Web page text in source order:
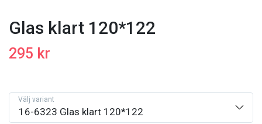
Glas klart 120*122
295 kr
16-6323 Glas klart 120*122
Välj variant